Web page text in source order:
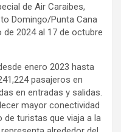
de Air Caraibes,
Domingo/Punta Cana
2024 al 17 de octubre
enero 2023 hasta
pasajeros en
en entradas y salidas.
mayor conectividad
de turistas que viaja a la